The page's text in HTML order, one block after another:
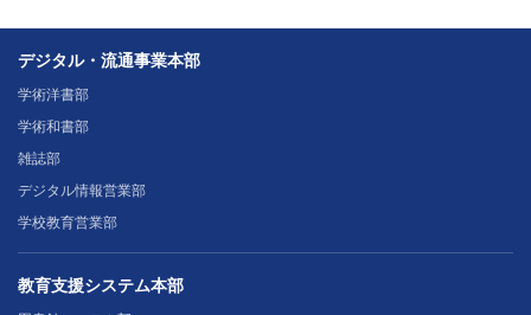
デジタル・流通事業本部
学術洋書部
学術和書部
雑誌部
デジタル情報営業部
学校教育営業部
教育支援システム本部